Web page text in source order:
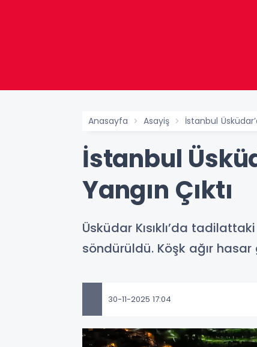
Anasayfa Asayiş İstanbul
İstanbul
Yangın Çıktı
Üsküdar Kısıklı’da
söndürüldü. Köşk ağır hasar
30-11-2025 17:04